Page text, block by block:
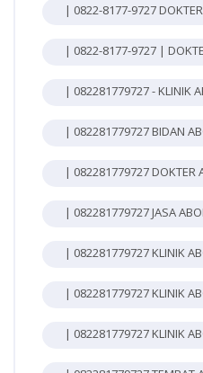
| 0822-8177-9727
| 0822-8177-9727 |
| 082281779727 - KLINIK
| 082281779727 BIDAN
| 082281779727 DOKTER
| 082281779727 JASA
| 082281779727 KLINIK
| 082281779727 KLINIK
| 082281779727 KLINIK